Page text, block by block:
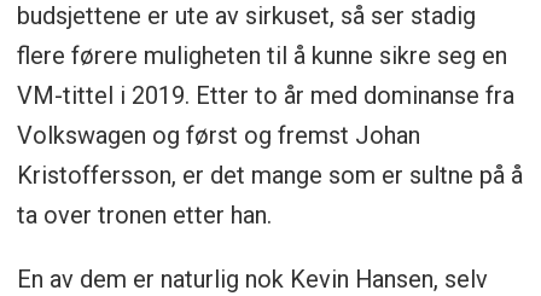
budsjettene er ute av sirkuset, så ser stadig
flere førere muligheten til å kunne sikre seg en
VM-tittel i 2019. Etter to år med dominanse fra
Volkswagen og først og fremst Johan
Kristoffersson, er det mange som er sultne på å
ta over tronen etter han.
En av dem er naturlig nok Kevin Hansen, selv